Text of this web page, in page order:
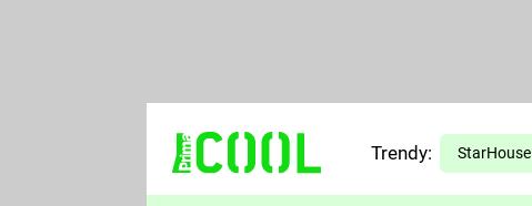
TŘESKU
PREDÁTOR
Trendy: StarHouse